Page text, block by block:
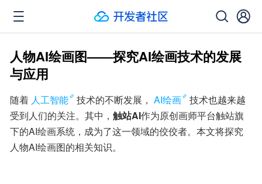
人物AI绘画图——探究AI绘画技术的发展
与应用
随着 人工智能 技术的不断发展， AI绘画
技术也越来越
受到人们的关注。其中， 触站AI作为原创画师平台触站旗
下的AI绘画系统，成为了这一领域的佼佼者。本文将探究
人物AI绘画图的相关知识。